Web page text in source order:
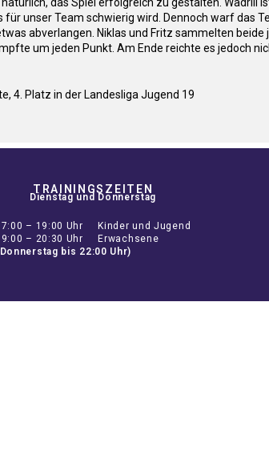
für unser Team schwierig wird. Dennoch warf das
abverlangen. Niklas und Fritz sammelten
um jeden Punkt. Am Ende reichte es jedoch
4. Platz in der Landesliga Jugend 19
TRAININGSZEITEN
Dienstag und Donnerstag
– 19:00 Uhr Kinder und Jugend
– 20:30 Uhr Erwachsene
bis 22:00 Uhr)